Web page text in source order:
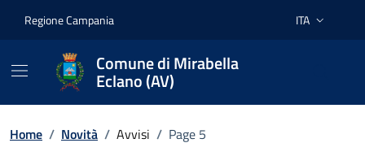
Regione Campania Lingua attiva:
ITA
Comune di Mirabella
Eclano (AV)
Home / Novità / Avvisi / Page 5